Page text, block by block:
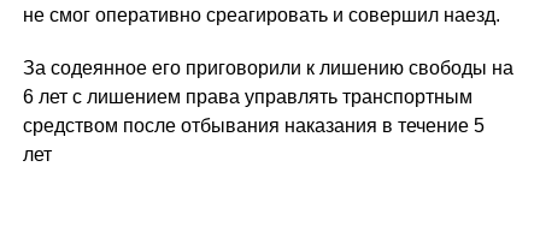
не смог оперативно среагировать и совершил наезд.
За содеянное его приговорили к лишению свободы на
6 лет с лишением права управлять транспортным
средством после отбывания наказания в течение 5
лет